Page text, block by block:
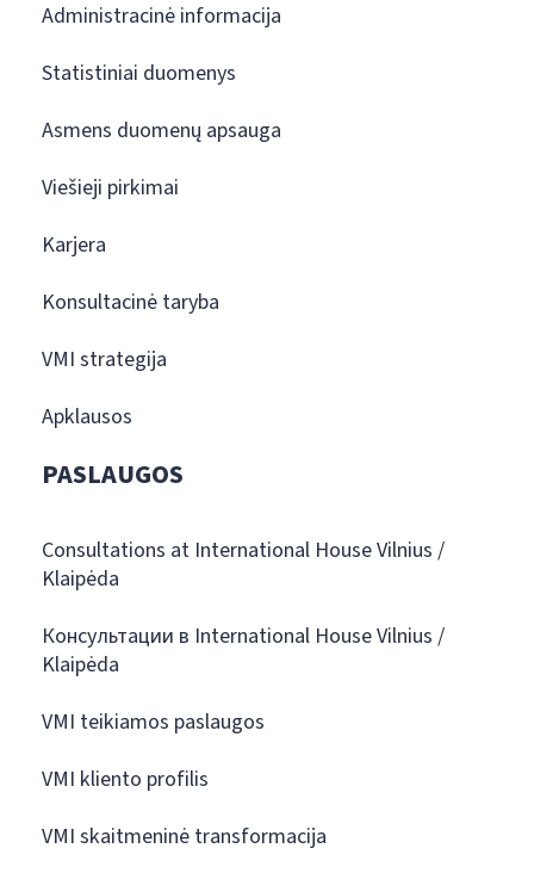
Administracinė informacija
Statistiniai duomenys
Asmens duomenų apsauga
Viešieji pirkimai
Karjera
Konsultacinė taryba
VMI strategija
Apklausos
PASLAUGOS
Consultations at International House Vilnius /
Klaipėda
Консультации в International House Vilnius /
Klaipėda
VMI teikiamos paslaugos
VMI kliento profilis
VMI skaitmeninė transformacija